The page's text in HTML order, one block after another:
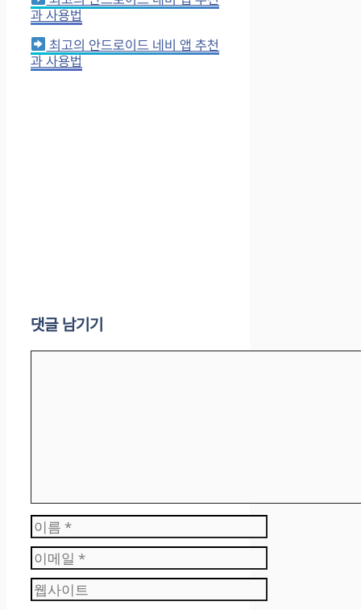
과 사용법
최고의 안드로이드 네비 앱 추천
과 사용법
댓글 남기기
이
름
이
메
일
웹
사